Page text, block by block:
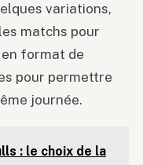
variations,
matchs pour
format de
pour permettre
journée.
: le choix de la